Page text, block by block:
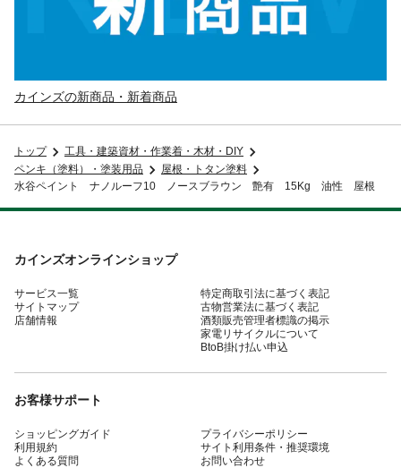
カインズの新商品・新着商品
トップ
工具・建築資材・作業着・木材・DIY
ペンキ（塗料）・塗装用品
屋根・トタン塗料
水谷ペイント ナノルーフ10 ノースブラウン 艶有 15Kg 油性 屋根
カインズオンラインショップ
サービス一覧
サイトマップ
店舗情報
特定商取引法に基づく表記
古物営業法に基づく表記
酒類販売管理者標識の掲示
家電リサイクルについて
BtoB掛け払い申込
お客様サポート
ショッピングガイド
利用規約
よくある質問
プライバシーポリシー
サイト利用条件・推奨環境
お問い合わせ